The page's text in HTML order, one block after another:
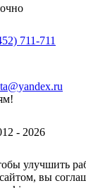
711-711
- 2026
улучшить
вы